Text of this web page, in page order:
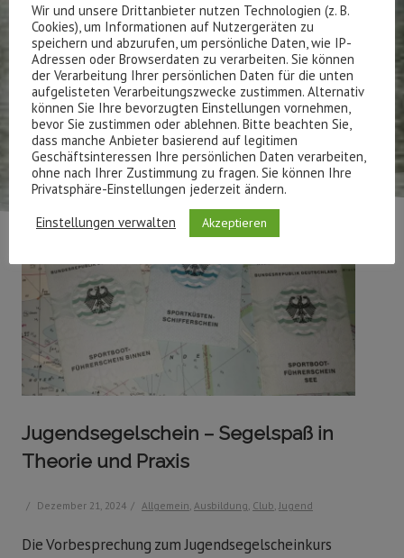
Jugendsegelschein – Segelspaß in
Theorie und Praxis
/ Dezember 21, 2024 / Allgemein Ausbildung Club Jugend
Die Vorbesprechung zum Jugendsegelscheinkurs
Wir und unsere Drittanbieter nutzen Technologien (z. B.
Cookies), um Informationen auf Nutzergeräten zu
speichern und abzurufen, um persönliche Daten, wie IP-
Adressen oder Browserdaten zu verarbeiten. Sie können
der Verarbeitung Ihrer persönlichen Daten für die unten
aufgelisteten Verarbeitungszwecke zustimmen. Alternativ
können Sie Ihre bevorzugten Einstellungen vornehmen,
bevor Sie zustimmen oder ablehnen. Bitte beachten Sie,
dass manche Anbieter basierend auf legitimen
Geschäftsinteressen Ihre persönlichen Daten verarbeiten,
ohne nach Ihrer Zustimmung zu fragen. Sie können Ihre
Privatsphäre-Einstellungen jederzeit ändern.
Einstellungen verwalten
Akzeptieren